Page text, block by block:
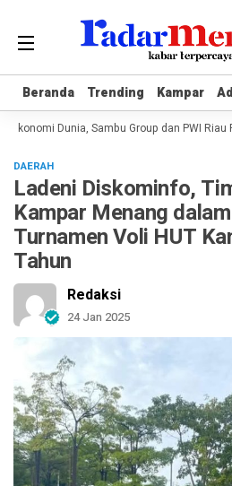
Beranda Trending Kampar
Beranda Trending Kampar
Dunia, Sambu Group dan PWI Riau
DAERAH
Ladeni Diskominfo,
Kampar Menang
Turnamen Voli HUT
Tahun
Redaksi
24 Jan 2025